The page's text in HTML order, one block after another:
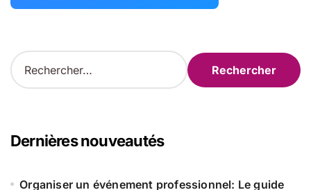
R
e
r
c
e
Dernières nouveautés
Organiser un événement professionnel: Le guide